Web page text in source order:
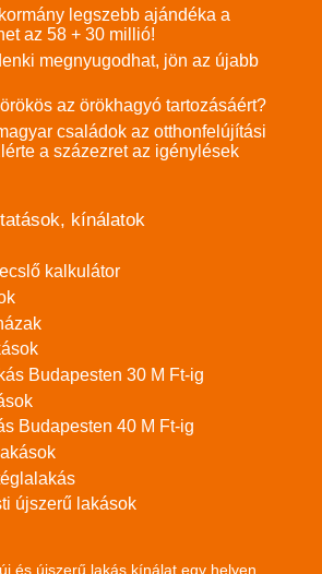
legszebb ajándéka a
az 58 + 30 millió!
megnyugodhat, jön az újabb
az örökhagyó tartozásáért?
családok az otthonfelújítási
a százezret az igénylések
kínálatok
kalkulátor
Budapesten 30 M Ft-ig
Budapesten 40 M Ft-ig
újszerű lakások
és újszerű lakás kínálat egy helyen.